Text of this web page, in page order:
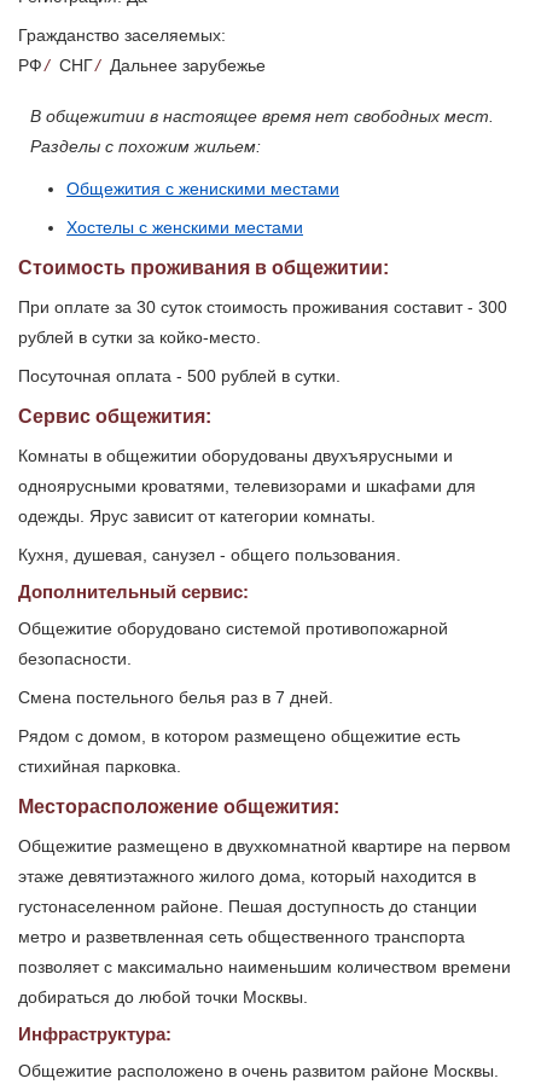
Гражданство заселяемых:
РФ/ СНГ/ Дальнее зарубежье
В общежитии в настоящее время нет свободных мест.
Разделы с похожим жильем:
Общежития с женискими местами
Хостелы с женскими местами
Стоимость проживания в общежитии:
При оплате за 30 суток стоимость проживания составит - 300
рублей в сутки за койко-место.
Посуточная оплата - 500 рублей в сутки.
Сервис общежития:
Комнаты в общежитии оборудованы двухъярусными и
одноярусными кроватями, телевизорами и шкафами для
одежды. Ярус зависит от категории комнаты.
Кухня, душевая, санузел - общего пользования.
Дополнительный сервис:
Общежитие оборудовано системой противопожарной
безопасности.
Смена постельного белья раз в 7 дней.
Рядом с домом, в котором размещено общежитие есть
стихийная парковка.
Месторасположение общежития:
Общежитие размещено в двухкомнатной квартире на первом
этаже девятиэтажного жилого дома, который находится в
густонаселенном районе. Пешая доступность до станции
метро и разветвленная сеть общественного транспорта
позволяет с максимально наименьшим количеством времени
добираться до любой точки Москвы.
Инфраструктура:
Общежитие расположено в очень развитом районе Москвы.